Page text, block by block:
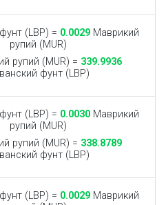
(LBP) = 0.0029Маврикий
рупий (MUR)
рупий (MUR) = 339.9936
фунт (LBP)
(LBP) = 0.0030Маврикий
рупий (MUR)
рупий (MUR) = 338.8789
фунт (LBP)
(LBP) = 0.0029Маврикий